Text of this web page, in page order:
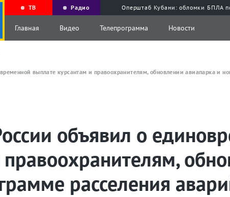
ТВ Радио Оперштаб Кубани: обломки БПЛА
Главная Видео Телепрограмма Новости
выплате курсантам и правоохранителям, обновлении авиапарка и
объявил о
расселения